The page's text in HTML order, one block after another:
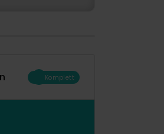
Komplett